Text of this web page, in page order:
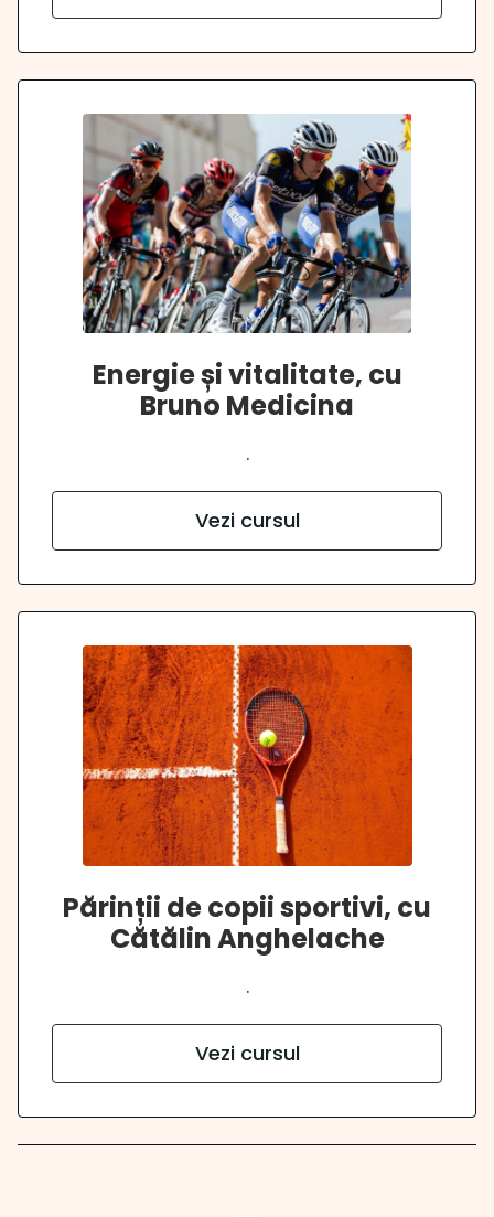
Energie și vitalitate, cu
Bruno Medicina
.
Vezi cursul
Părinții de copii sportivi, cu
Cătălin Anghelache
.
Vezi cursul